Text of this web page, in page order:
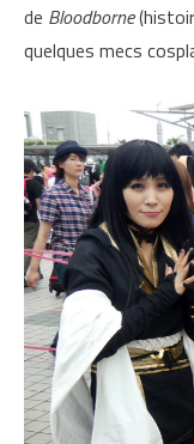
de Bloodborne
quelques mecs